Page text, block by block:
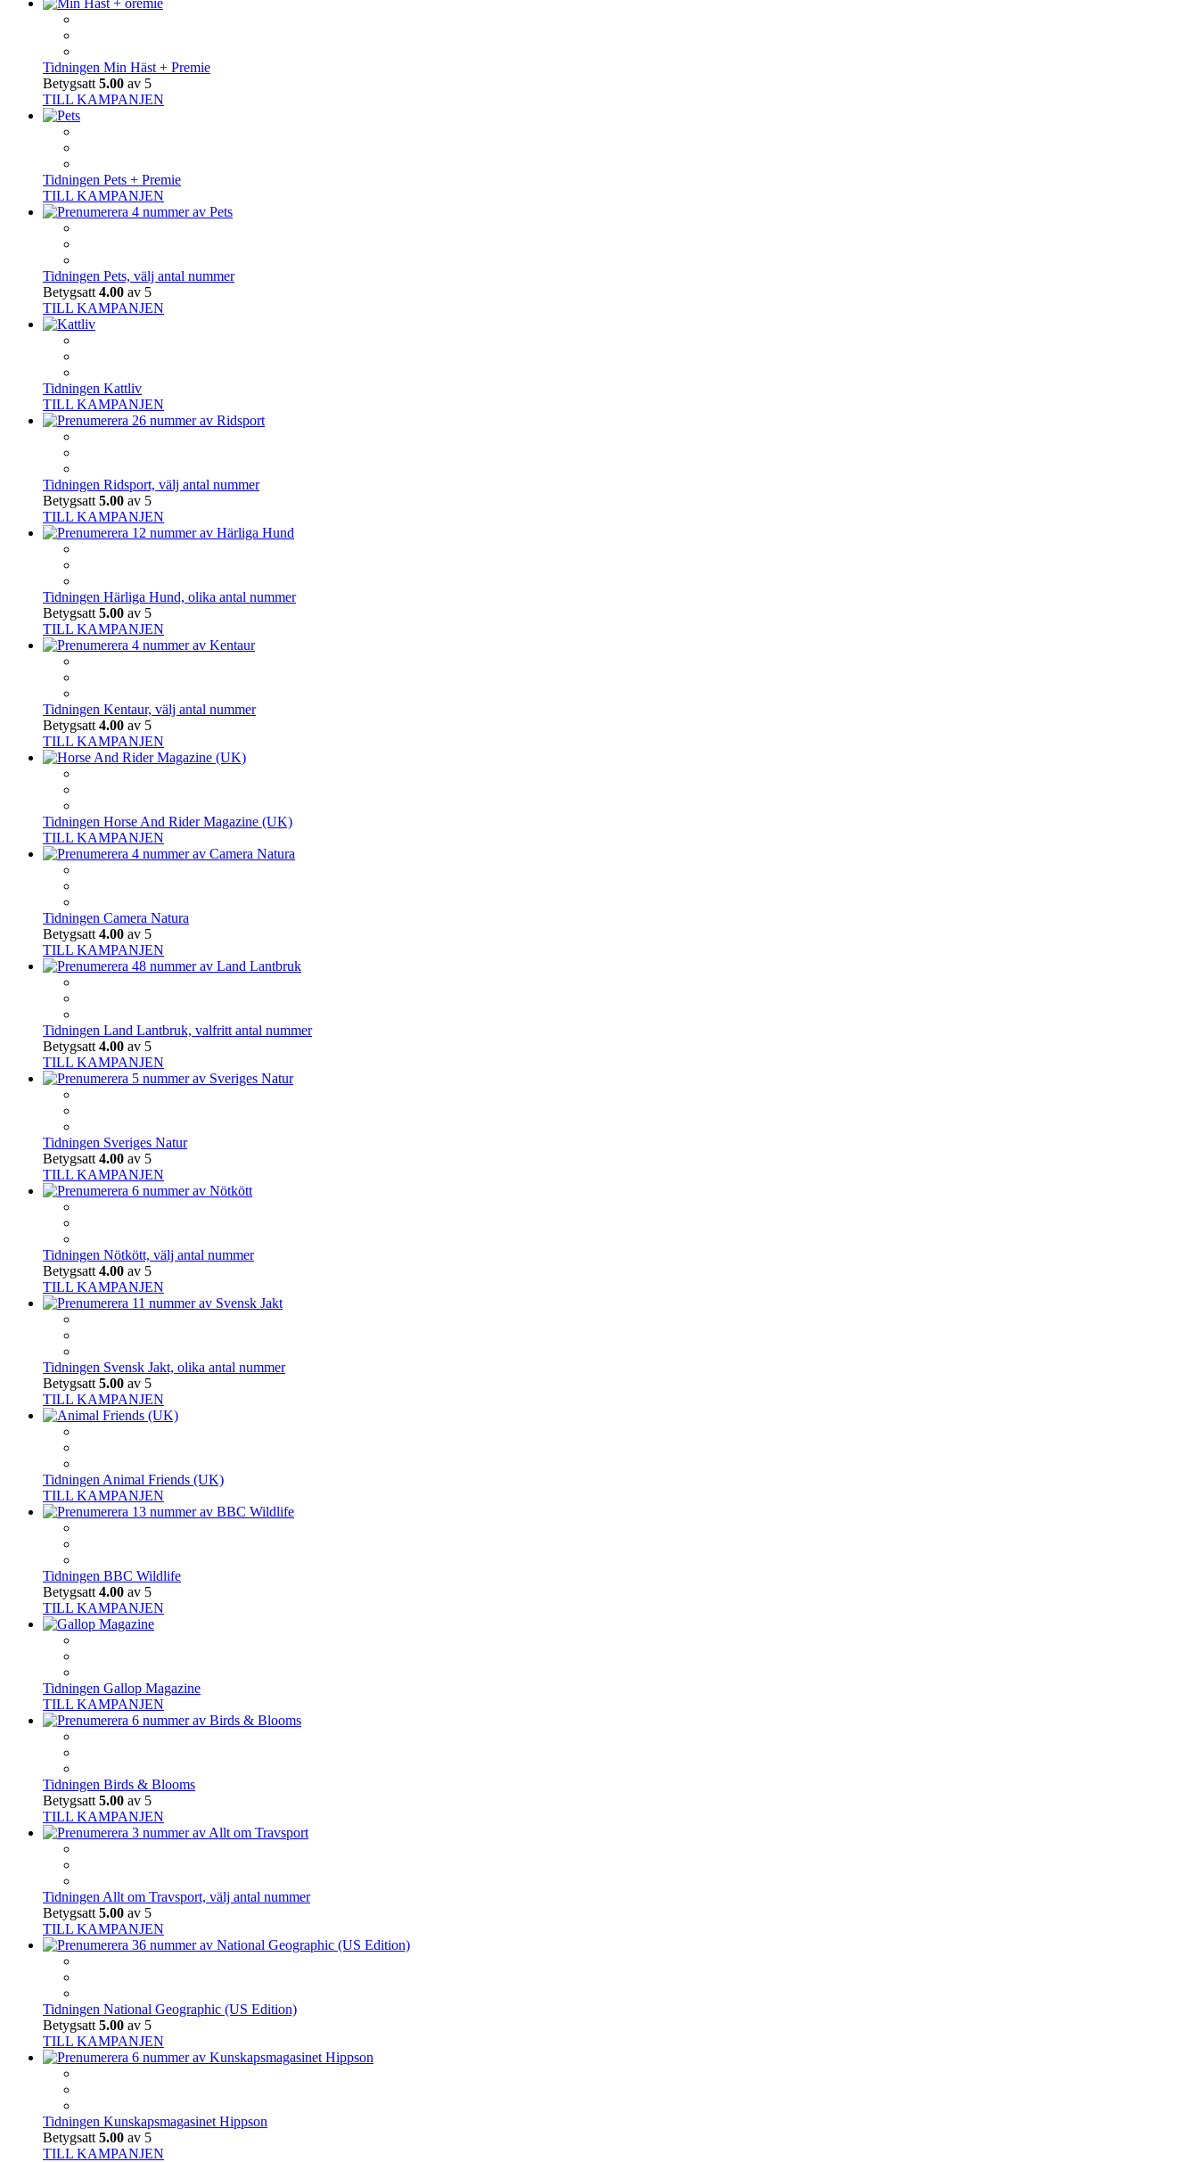
Tidningen Min Häst + Premie
Betygsatt 5.00 av 5
TILL KAMPANJEN
Tidningen Pets + Premie
TILL KAMPANJEN
Tidningen Pets, välj antal nummer
Betygsatt 4.00 av 5
TILL KAMPANJEN
Tidningen Kattliv
TILL KAMPANJEN
Tidningen Ridsport, välj antal nummer
Betygsatt 5.00 av 5
TILL KAMPANJEN
Tidningen Härliga Hund, olika antal nummer
Betygsatt 5.00 av 5
TILL KAMPANJEN
Tidningen Kentaur, välj antal nummer
Betygsatt 4.00 av 5
TILL KAMPANJEN
Tidningen Horse And Rider Magazine (UK)
TILL KAMPANJEN
Tidningen Camera Natura
Betygsatt 4.00 av 5
TILL KAMPANJEN
Tidningen Land Lantbruk, valfritt antal nummer
Betygsatt 4.00 av 5
TILL KAMPANJEN
Tidningen Sveriges Natur
Betygsatt 4.00 av 5
TILL KAMPANJEN
Tidningen Nötkött, välj antal nummer
Betygsatt 4.00 av 5
TILL KAMPANJEN
Tidningen Svensk Jakt, olika antal nummer
Betygsatt 5.00 av 5
TILL KAMPANJEN
Tidningen Animal Friends (UK)
TILL KAMPANJEN
Tidningen BBC Wildlife
Betygsatt 4.00 av 5
TILL KAMPANJEN
Tidningen Gallop Magazine
TILL KAMPANJEN
Tidningen Birds & Blooms
Betygsatt 5.00 av 5
TILL KAMPANJEN
Tidningen Allt om Travsport, välj antal nummer
Betygsatt 5.00 av 5
TILL KAMPANJEN
Tidningen National Geographic (US Edition)
Betygsatt 5.00 av 5
TILL KAMPANJEN
Tidningen Kunskapsmagasinet Hippson
Betygsatt 5.00 av 5
TILL KAMPANJEN